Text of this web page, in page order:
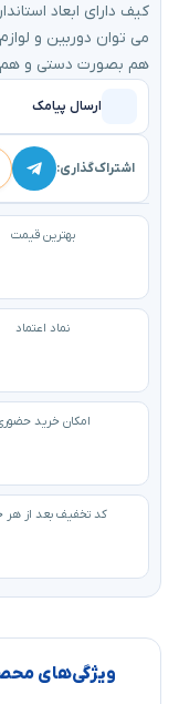
کیف دارای ابعاد
می توان دوربین و
هم بصورت دستی و هم
ارسال پیامک
اشتراک‌گذاری:
بهترین قیمت
نماد اعتماد
امکان خرید
کد تخفیف بعد از هر
ویژگی‌های